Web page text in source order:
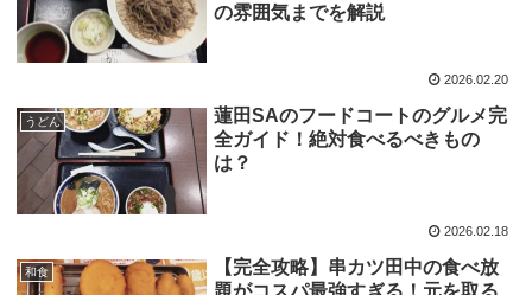
の雰囲気までを解説
2026.02.20
うどん
蓮田SAのフードコートのグルメ完
全ガイド！絶対食べるべきもの
は？
2026.02.18
和食
【完全攻略】串カツ田中の食べ放
題がコスパ最強すぎる！元を取る